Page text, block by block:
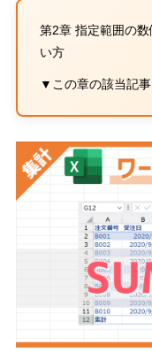
第2章 指定範囲の
い方
▼この章の該当記事